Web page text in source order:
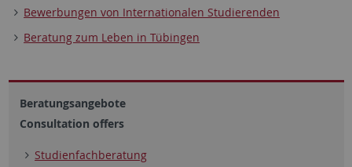
Bewerbungen von Internationalen Studierenden
Beratung zum Leben in Tübingen
Beratungsangebote
Consultation offers
Studienfachberatung